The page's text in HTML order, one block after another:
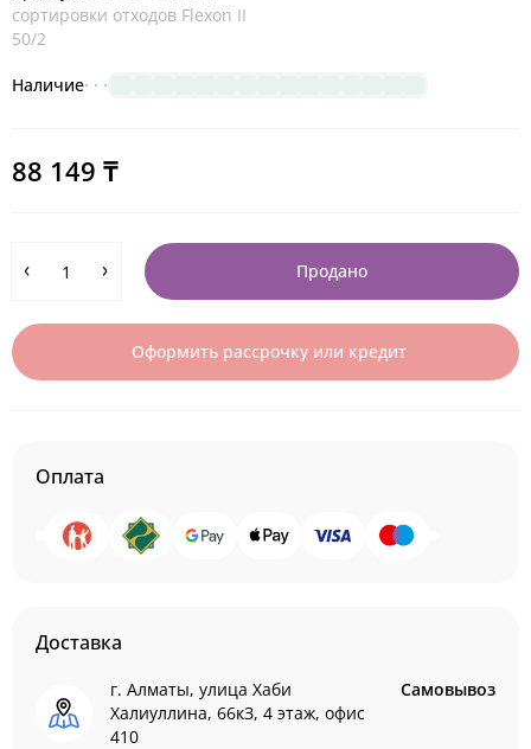
сортировки отходов Flexon II
50/2
Наличие
88 149 ₸
Продано
Оформить рассрочку или кредит
Оплата
Доставка
г. Алматы, улица Хаби
Халиуллина, 66кЗ, 4 этаж, офис
410
Самовывоз